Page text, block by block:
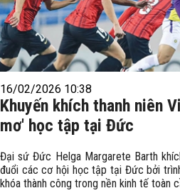
16/02/2026 10:38
Khuyến khích thanh niên
mơ' học tập tại Đức
Đại sứ Đức Helga Margarete Barth
đuổi các cơ hội học tập tại Đức bởi
khóa thành công trong nền kinh tế toàn